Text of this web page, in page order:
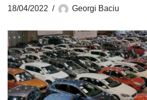
18/04/2022 Georgi Baciu